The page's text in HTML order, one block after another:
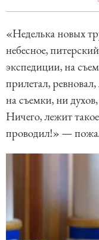
«Неделька новых
небесное,
экспедиции, на
прилетал,
на съемки, ни
Ничего, лежит
проводил!» —